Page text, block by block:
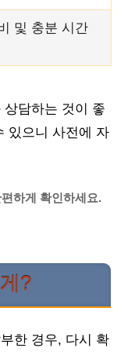
및 충분 시간
담하는 것이 좋
있으니 사전에 자
하게 확인하세요.
?
한 경우, 다시 확